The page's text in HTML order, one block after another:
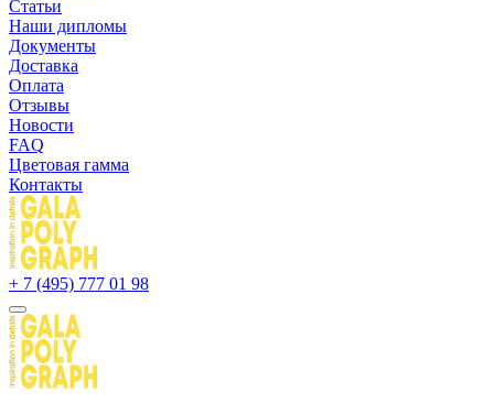
Статьи
Наши дипломы
Документы
Доставка
Оплата
Отзывы
Новости
FAQ
Цветовая гамма
Контакты
+ 7 (495) 777 01 98